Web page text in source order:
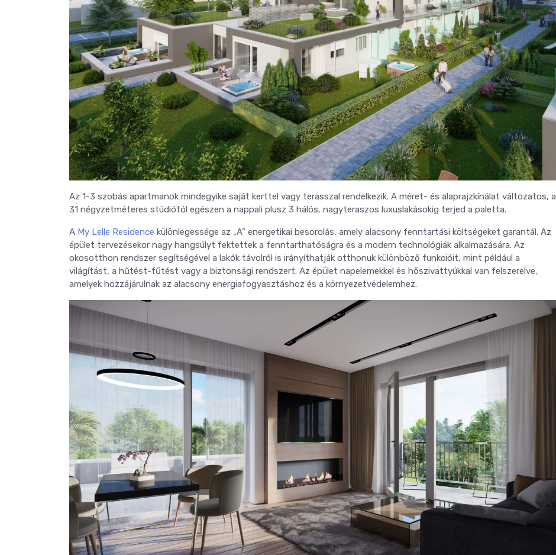
Az 1-3 szobás apartmanok mindegyike saját kerttel vagy terasszal rendelkezik. A méret- és alaprajzkínálat változatos, a
31 négyzetméteres stúdiótól egészen a nappali plusz 3 hálós, nagyteraszos luxuslakásokig terjed a paletta.
A My Lelle Residence különlegessége az „A” energetikai besorolás, amely alacsony fenntartási költségeket garantál. Az
épület tervezésekor nagy hangsúlyt fektettek a fenntarthatóságra és a modern technológiák alkalmazására. Az
okosotthon rendszer segítségével a lakók távolról is irányíthatják otthonuk különböző funkcióit, mint például a
világítást, a hűtést-fűtést vagy a biztonsági rendszert. Az épület napelemekkel és hőszivattyúkkal van felszerelve,
amelyek hozzájárulnak az alacsony energiafogyasztáshoz és a környezetvédelemhez.